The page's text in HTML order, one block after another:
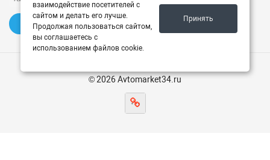
✍️ Оставить отзыв
© 2026 Avtomarket34.ru
взаимодействие посетителей с
сайтом и делать его лучше.
Продолжая пользоваться сайтом,
вы соглашаетесь с
использованием файлов cookie.
Принять